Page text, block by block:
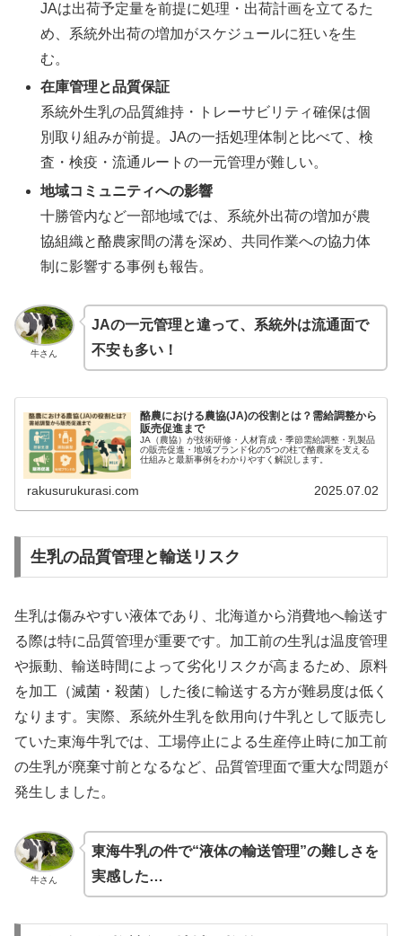
JAは出荷予定量を前提に処理・出荷計画を立てるた
め、系統外出荷の増加がスケジュールに狂いを生
む。
在庫管理と品質保証
系統外生乳の品質維持・トレーサビリティ確保は個
別取り組みが前提。JAの一括処理体制と比べて、検
査・検疫・流通ルートの一元管理が難しい。
地域コミュニティへの影響
十勝管内など一部地域では、系統外出荷の増加が農
協組織と酪農家間の溝を深め、共同作業への協力体
制に影響する事例も報告。
牛さん
JAの一元管理と違って、系統外は流通面で
不安も多い！
酪農における農協(JA)の役割とは？需給調整から
販売促進まで
JA（農協）が技術研修・人材育成・季節需給調整・乳製品
の販売促進・地域ブランド化の5つの柱で酪農家を支える
仕組みと最新事例をわかりやすく解説します。
rakusurukurasi.com 2025.07.02
生乳の品質管理と輸送リスク
生乳は傷みやすい液体であり、北海道から消費地へ輸送す
る際は特に品質管理が重要です。加工前の生乳は温度管理
や振動、輸送時間によって劣化リスクが高まるため、原料
を加工（滅菌・殺菌）した後に輸送する方が難易度は低く
なります。実際、系統外生乳を飲用向け牛乳として販売し
ていた東海牛乳では、工場停止による生産停止時に加工前
の生乳が廃棄寸前となるなど、品質管理面で重大な問題が
発生しました。
牛さん
東海牛乳の件で“液体の輸送管理”の難しさを
実感した…